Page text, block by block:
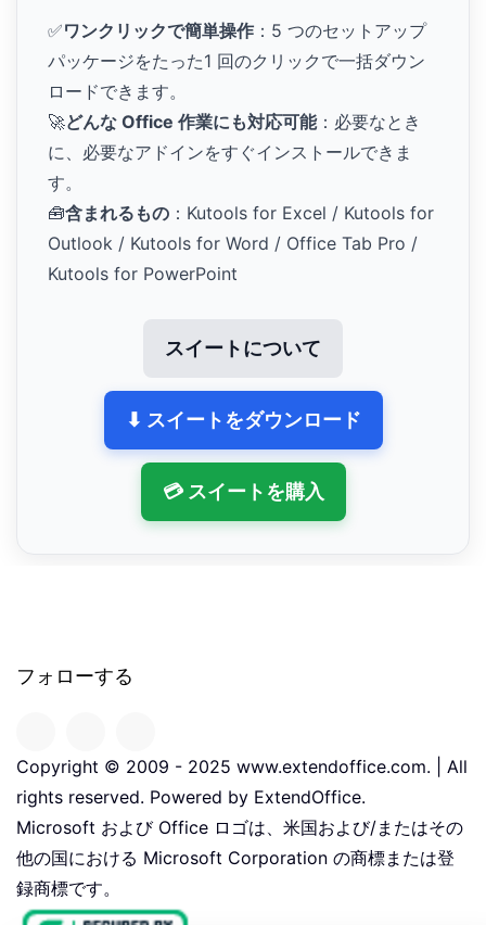
✅ワンクリックで簡単操作 ：5 つのセットアップ
パッケージをたった1 回のクリックで一括ダウン
ロードできます。
🚀どんな Office 作業にも対応可能：必要なとき
に、必要なアドインをすぐインストールできま
す。
🧰含まれるもの ：Kutools for Excel / Kutools for
Outlook / Kutools for Word / Office Tab Pro /
Kutools for PowerPoint
スイートについて
⬇ スイートをダウンロード
💳 スイートを購入
フォローする
Copyright © 2009 - 2025 www.extendoffice.com. | All
rights reserved. Powered by ExtendOffice.
Microsoft および Office ロゴは、米国および/またはその
他の国における Microsoft Corporation の商標または登
録商標です。